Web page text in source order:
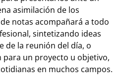
asimilación de los
notas acompañará a todo
sintetizando ideas
de la reunión del día, o
un proyecto u objetivo,
en muchos campos.